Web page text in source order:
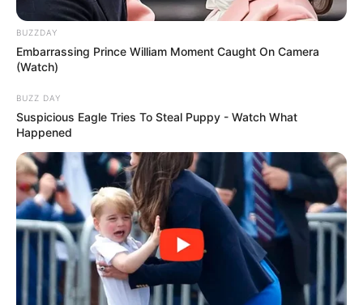
BUZZDAY
Embarrassing Prince William Moment Caught On Camera
(Watch)
BUZZ DAY
Suspicious Eagle Tries To Steal Puppy - Watch What
Happened